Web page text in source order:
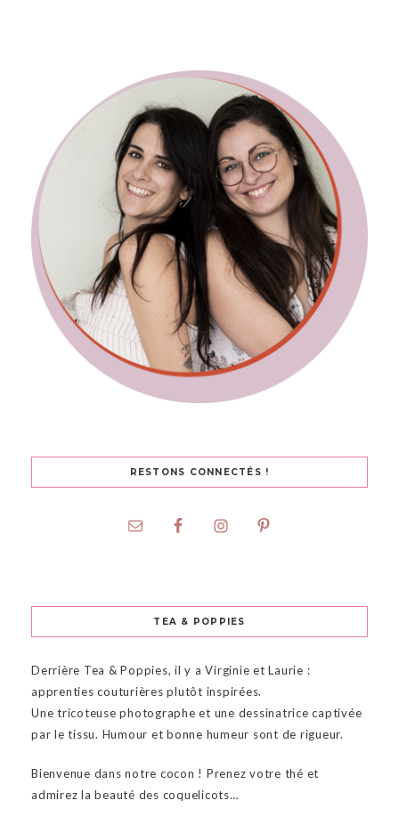
RESTONS CONNECTÉS !
TEA & POPPIES
Derrière Tea & Poppies, il y a Virginie et Laurie :
apprenties couturières plutôt inspirées.
Une tricoteuse photographe et une dessinatrice captivée
par le tissu. Humour et bonne humeur sont de rigueur.
Bienvenue dans notre cocon ! Prenez votre thé et
admirez la beauté des coquelicots…